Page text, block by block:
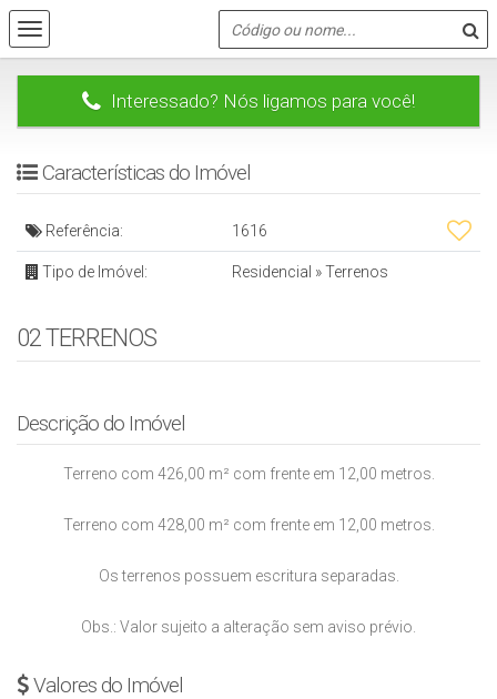
Interessado? Nós ligamos para você!
Características do Imóvel
Referência: 1616
Tipo de Imóvel: Residencial »Terrenos
02 TERRENOS
Descrição do Imóvel
Terreno com 426,00 m² com frente em 12,00 metros.
Terreno com 428,00 m² com frente em 12,00 metros.
Os terrenos possuem escritura separadas.
Obs.: Valor sujeito a alteração sem aviso prévio.
Valores do Imóvel